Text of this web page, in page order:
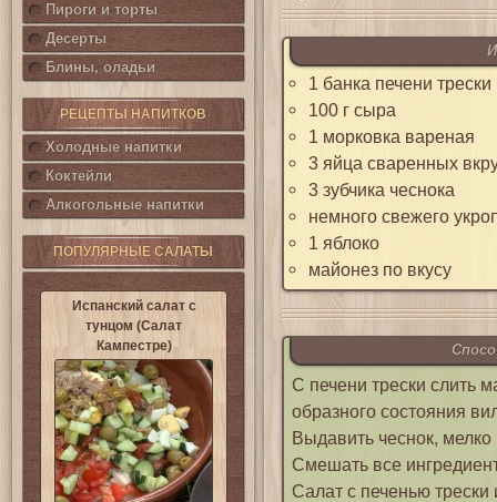
Пироги и торты
Десерты
Блины, оладьи
РЕЦЕПТЫ НАПИТКОВ
Холодные напитки
Коктейли
Алкогольные напитки
ПОПУЛЯРНЫЕ САЛАТЫ
Испанский салат с
тунцом (Салат
Кампестре)
1 банка печени трески
100 г сыра
1 морковка вареная
3 яйца сваренных
3 зубчика чеснока
немного свежего
1 яблоко
майонез по вкусу
С печени трески слить
образного состояния
Выдавить чеснок, мелко
Смешать все
Салат с печенью трески